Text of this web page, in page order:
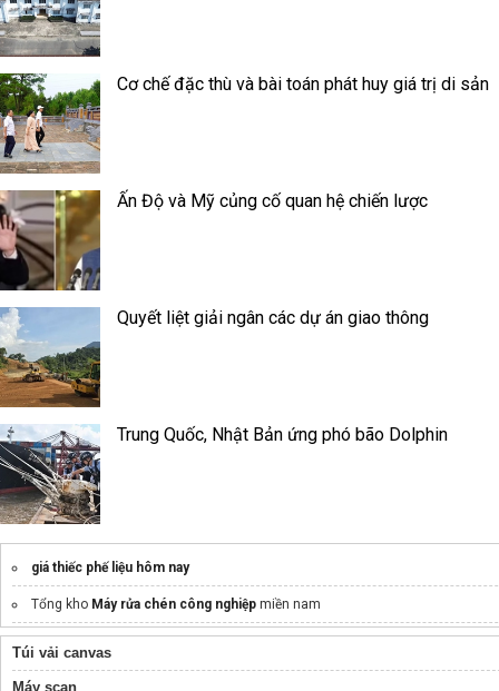
Cơ chế đặc thù và bài toán phát huy giá trị di sản
Ấn Độ và Mỹ củng cố quan hệ chiến lược
Quyết liệt giải ngân các dự án giao thông
Trung Quốc, Nhật Bản ứng phó bão Dolphin
giá thiếc phế liệu hôm nay
Tổng kho Máy rửa chén công nghiệp miền nam
lưới inox 304
Túi vải canvas
Máy scan